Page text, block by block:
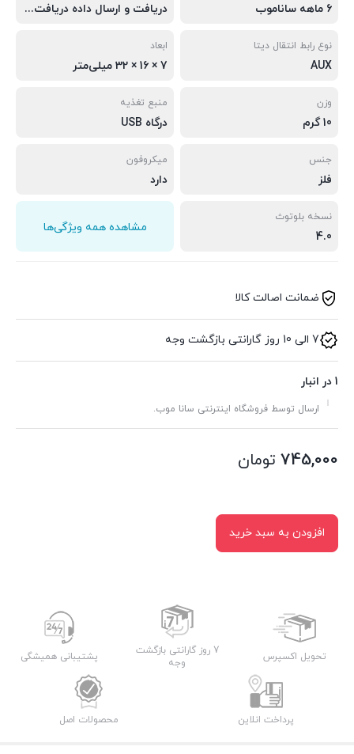
6 ماهه ساناموب دریافت و ارسال داده دریافت کننده موزیک
نوع رابط انتقال دیتا
AUX
ابعاد
7 × 16 × 32 میلی‌متر
وزن
10 گرم
منبع تغذیه
درگاه USB
جنس
فلز
میکروفون
دارد
نسخه‌ بلوتوث
4.0
مشاهده همه ویژگی‌ها
ضمانت اصالت کالا
7 الی 10 روز گارانتی بازگشت وجه
1 در انبار
ارسال توسط فروشگاه اینترنتی سانا موب.
745,000 تومان
افزودن به سبد خرید
تحویل اکسپرس
7 روز گارانتی بازگشت
وجه
پشتیبانی همیشگی
پرداخت انلاین محصولات اصل